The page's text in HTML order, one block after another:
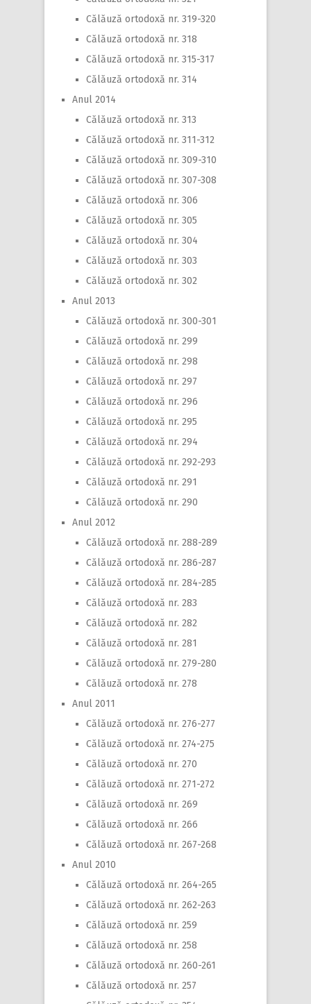
Călăuză ortodoxă nr. 319-320
Călăuză ortodoxă nr. 318
Călăuză ortodoxă nr. 315-317
Călăuză ortodoxă nr. 314
Anul 2014
Călăuză ortodoxă nr. 313
Călăuză ortodoxă nr. 311-312
Călăuză ortodoxă nr. 309-310
Călăuză ortodoxă nr. 307-308
Călăuză ortodoxă nr. 306
Călăuză ortodoxă nr. 305
Călăuză ortodoxă nr. 304
Călăuză ortodoxă nr. 303
Călăuză ortodoxă nr. 302
Anul 2013
Călăuză ortodoxă nr. 300-301
Călăuză ortodoxă nr. 299
Călăuză ortodoxă nr. 298
Călăuză ortodoxă nr. 297
Călăuză ortodoxă nr. 296
Călăuză ortodoxă nr. 295
Călăuză ortodoxă nr. 294
Călăuză ortodoxă nr. 292-293
Călăuză ortodoxă nr. 291
Călăuză ortodoxă nr. 290
Anul 2012
Călăuză ortodoxă nr. 288-289
Călăuză ortodoxă nr. 286-287
Călăuză ortodoxă nr. 284-285
Călăuză ortodoxă nr. 283
Călăuză ortodoxă nr. 282
Călăuză ortodoxă nr. 281
Călăuză ortodoxă nr. 279-280
Călăuză ortodoxă nr. 278
Anul 2011
Călăuză ortodoxă nr. 276-277
Călăuză ortodoxă nr. 274-275
Călăuză ortodoxă nr. 270
Călăuză ortodoxă nr. 271-272
Călăuză ortodoxă nr. 269
Călăuză ortodoxă nr. 266
Călăuză ortodoxă nr. 267-268
Anul 2010
Călăuză ortodoxă nr. 264-265
Călăuză ortodoxă nr. 262-263
Călăuză ortodoxă nr. 259
Călăuză ortodoxă nr. 258
Călăuză ortodoxă nr. 260-261
Călăuză ortodoxă nr. 257